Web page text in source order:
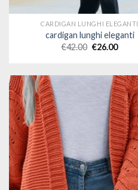
CARDIGAN LUNGHI ELEGANTI
cardigan lunghi eleganti
€42.00 €26.00